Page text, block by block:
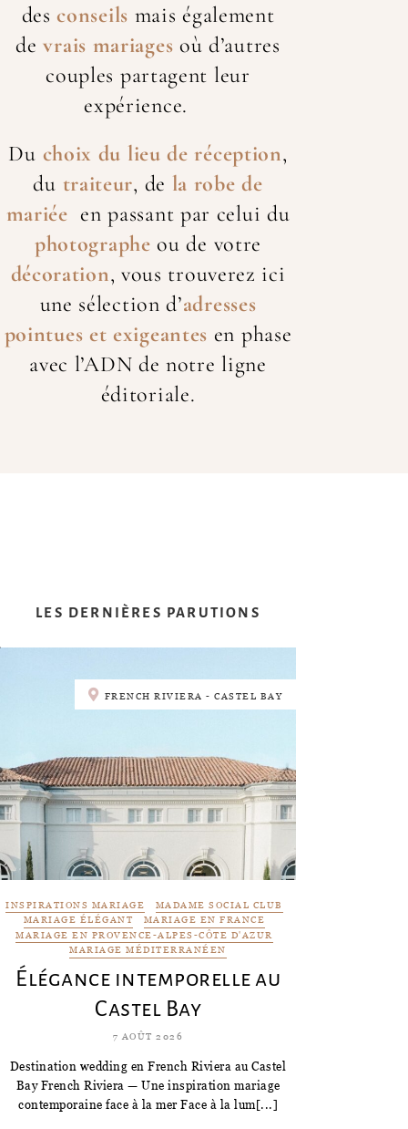
desconseils mais également
devrais mariages où d’autres
couples partagent leur
expérience.
Du choix du lieu de réception,
du traiteur, de la robe de
mariée en passant par celui du
photographe ou de votre
décoration, vous trouverez ici
une sélection d’adresses
pointues et exigeantes en phase
avec l’ADN de notre ligne
éditoriale.
LES DERNIÈRES PARUTIONS
FRENCH RIVIERA - CASTEL BAY
INSPIRATIONS MARIAGE
MADAME SOCIAL CLUB
MARIAGE ÉLÉGANT
MARIAGE EN FRANCE
MARIAGE EN PROVENCE-ALPES-CÔTE D'AZUR
MARIAGE MÉDITERRANÉEN
Élégance intemporelle au
Castel Bay
7 AOÛT 2026
Destination wedding en French Riviera au Castel
Bay French Riviera — Une inspiration mariage
contemporaine face à la mer Face à la lum[...]